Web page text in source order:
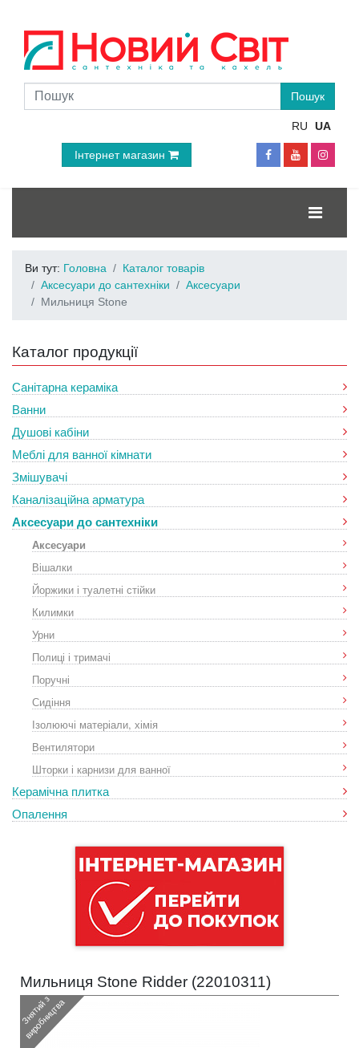
RU UA
Інтернет магазин
Ви тут: Головна
Каталог товарів
Аксесуари до сантехніки
Аксесуари
Мильниця Stone
Каталог продукції
Санітарна кераміка
Ванни
Душові кабіни
Меблі для ванної кімнати
Змішувачі
Каналізаційна арматура
Аксесуари до сантехніки
Аксесуари
Вішалки
Йоржики і туалетні стійки
Килимки
Урни
Полиці і тримачі
Поручні
Сидіння
Ізолюючі матеріали, хімія
Вентилятори
Шторки і карнизи для ванної
Керамічна плитка
Опалення
Мильниця Stone Ridder (22010311)
З
н
я
т
и
й
з
в
и
р
о
б
н
и
ц
т
в
а